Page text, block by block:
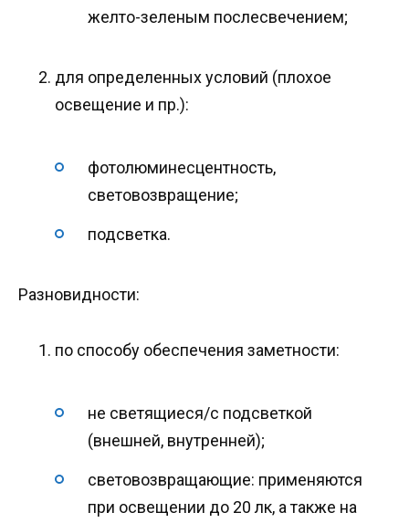
желто-зеленым послесвечением;
для определенных условий (плохое
освещение и пр.):
фотолюминесцентность,
световозвращение;
подсветка.
Разновидности:
по способу обеспечения заметности:
не светящиеся/с подсветкой
(внешней, внутренней);
световозвращающие: применяются
при освещении до 20 лк, а также на